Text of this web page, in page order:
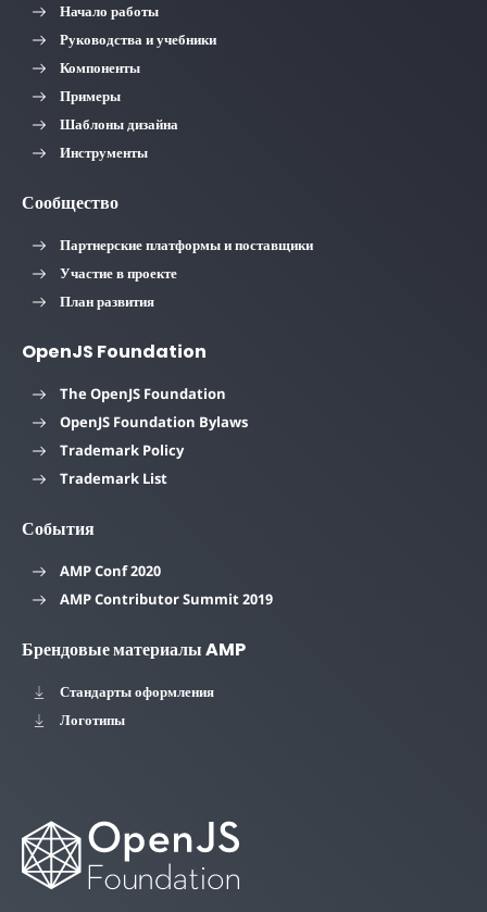
Начало работы
Руководства и учебники
Компоненты
Примеры
Шаблоны дизайна
Инструменты
Сообщество
Партнерские платформы и поставщики
Участие в проекте
План развития
OpenJS Foundation
The OpenJS Foundation
OpenJS Foundation Bylaws
Trademark Policy
Trademark List
События
AMP Conf 2020
AMP Contributor Summit 2019
Брендовые материалы AMP
Стандарты оформления
Логотипы